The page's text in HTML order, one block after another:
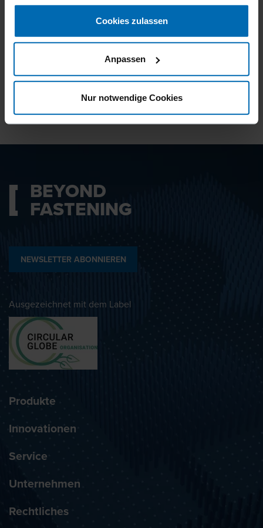
gesammelt haben.
Cookies zulassen
Anpassen
Nur notwendige Cookies
Datenschutzbestimmungen
BEYOND
FASTENING
NEWSLETTER ABONNIEREN
Ausgezeichnet mit dem Label
Produkte
Innovationen
Service
Unternehmen
Rechtliches